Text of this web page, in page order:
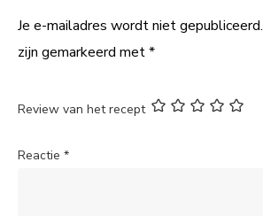
Je e-mailadres wordt niet gepubliceerd.
zijn gemarkeerd met*
Review van het recept
Reactie *